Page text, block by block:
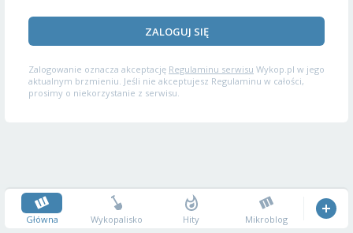
ZALOGUJ SIĘ
Zalogowanie oznacza akceptację Regulaminu serwisu Wykop.pl w jego
aktualnym brzmieniu. Jeśli nie akceptujesz Regulaminu w całości,
prosimy o niekorzystanie z serwisu.
Główna Wykopalisko Hity Mikroblog